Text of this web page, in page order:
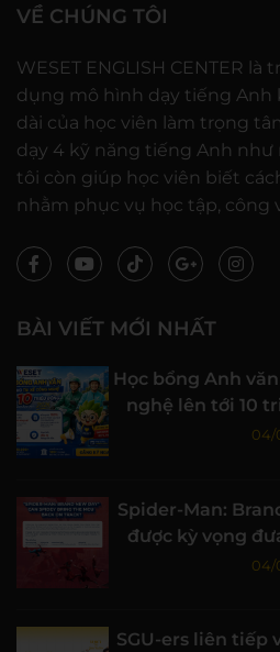
VỀ CHÚNG TÔI
WESET ENGLISH CENTER
dụng mô hình dạy tiếng Anh
dài của học viên làm trọng
dạy 4 kỹ năng tiếng Anh như
tôi còn giúp học viên biết
nhằm phục vụ học tập, công
BÀI VIẾT MỚI NHẤT
Học bổng Anh
nghệ lên tới 10
04/
Spider-Man:
được kỳ vọng
04/
SGU-ers liên tiếp